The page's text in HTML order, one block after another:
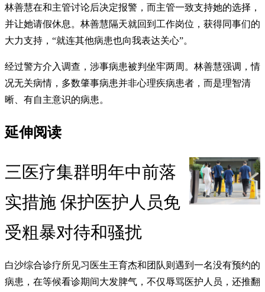
林善慧在和主管讨论后决定报警，而主管一致支持她的选择，
并让她请假休息。林善慧隔天就回到工作岗位，获得同事们的
大力支持，“就连其他病患也向我表达关心”。
经过警方介入调查，涉事病患被判坐牢两周。林善慧强调，情
况无关病情，多数肇事病患并非心理疾病患者，而是理智清
晰、有自主意识的病患。
延伸阅读
三医疗集群明年中前落
实措施 保护医护人员免
受粗暴对待和骚扰
白沙综合诊疗所见习医生王育杰和团队则遇到一名没有预约的
病患，在等候看诊期间大发脾气，不仅辱骂医护人员，还推翻